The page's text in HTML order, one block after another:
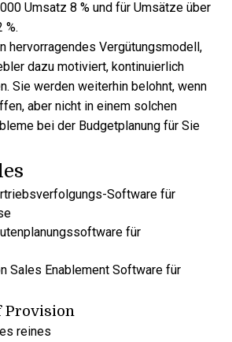
Umsatz 8 % und für Umsätze über
%.
hervorragendes Vergütungsmodell,
dazu motiviert, kontinuierlich
Sie werden weiterhin belohnt, wenn
aber nicht in einem solchen
bei der Budgetplanung für Sie
Software für
für
Sales Enablement Software für
Provision
reines